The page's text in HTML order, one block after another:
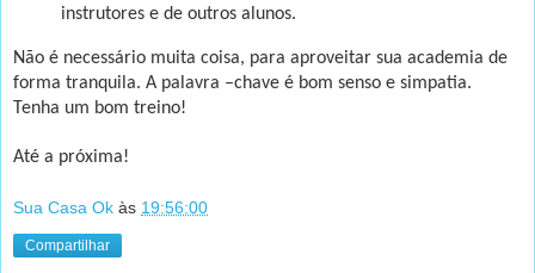
instrutores e de outros alunos.
Não é necessário muita coisa, para aproveitar sua academia de
forma tranquila. A palavra –chave é bom senso e simpatia.
Tenha um bom treino!
Até a próxima!
Sua Casa Ok às 19:56:00
Compartilhar